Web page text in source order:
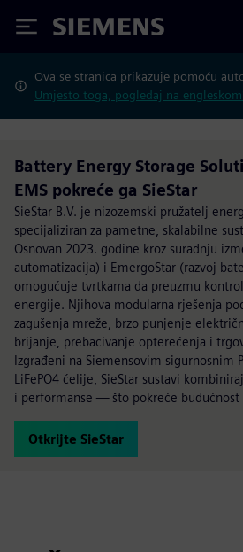
Siemens
Ova se stranica prikazuje pomoću
Umjesto toga, pogledaj na
Battery Energy Storage
EMS pokreće ga SieStar
SieStar B.V. je nizozemski pružatelj
specijaliziran za pametne, skalabilne
Osnovan 2023. godine kroz suradnju
automatizacija) i EmergoStar (razvoj
omogućuje tvrtkama da preuzmu
energije. Njihova modularna rješenja
zagušenja mreže, brzo punjenje
brijanje, prebacivanje opterećenja i
Izgrađeni na Siemensovim sigurnosnim
LiFePO4 ćelije, SieStar sustavi
i performanse — što pokreće budućnost
Otkrijte SieStar